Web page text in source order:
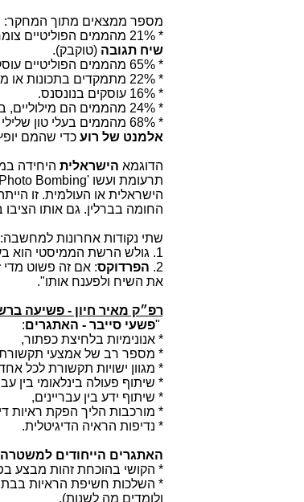
מספר ממצאים מתוך המחקר:
* 21% מהממים הפוליטיים צומחים מתוכן גולשים. כלומר, לרוב מדובר בתגובות לדברים שקרו בחדשות וברשת, מעין
שיח תגובה (טוקבק).
* 65% מהממים הפוליטיים עוסקים בפוליטיקאי יחיד.
* 22% מתמקדים בתכונות או מאפיינים חיצוניים.
* 16% עוסקים בנונסנס.
* 24% מהממים הם מילוליים, ביטוי שנכנס לשיחות ברשת.
* 68% מהממים בעלי טון שלילי ומתנגד. יש הרבה הומור סרקסטי וציני ורק 9% בעלי טון חיובי/תומך. למעשה צריך
אלמנט של רוע כדי שהמם
הדוגמא הישראלית היחידה
תרעומת ועשו 'Bombing
הישראלית או העולמית. זו
החומה בברלין. גם אותו הציבו
שתי נקודות אחרונות למחשבה:
1. גולש הרשת הממיסטי הוא בעל
2. הפרדוקס: אם זה פשוט
את השיח ולפענח אותו".
רפ״ק מאיר חיון - פשיעה
"פשעי סייבר - האתגרים:
* אנונימיות בלחיצת כפתור,
* מספר רב של אמצעי
* מגוון ישויות תקשורת לכל
* שיתוף פעולה בינלאומי בין
* שיתוף ידע בין עבריינים,
* מורכבות הליך הפקת ראיות
* נדיפות הראיה הדיגיטלית.
האתגרים הייחודים למשטרה
* הקושי בהוכחת זהות מבצע
* השלכות חשיפת הראיות
ולומדים מה לשנות),